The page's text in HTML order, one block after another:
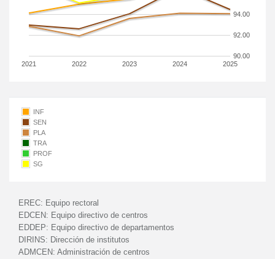
2021 2022 2023 2024 2025
90.00
92.00
94.00
INF
SEN
PLA
TRA
PROF
SG
EREC: Equipo rectoral
EDCEN: Equipo directivo de centros
EDDEP: Equipo directivo de departamentos
DIRINS: Dirección de institutos
ADMCEN: Administración de centros